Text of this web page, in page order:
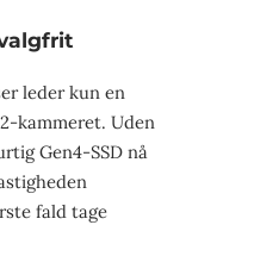
leder kun en
kammeret. Uden
Gen4-SSD nå
fald tage